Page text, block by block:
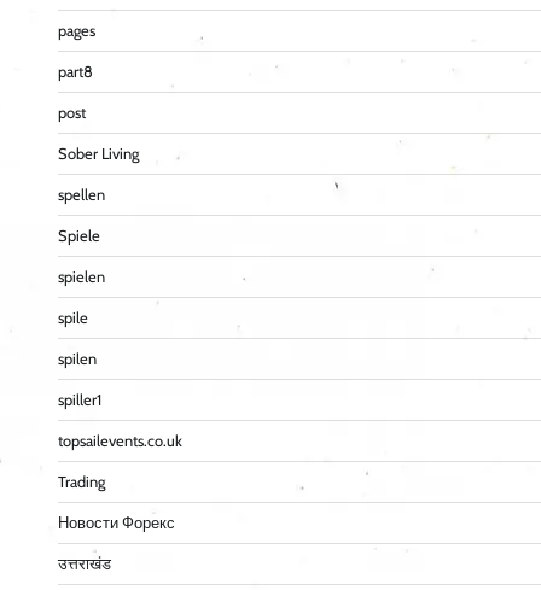
pages
part8
post
Sober Living
spellen
Spiele
spielen
spile
spilen
spiller1
topsailevents.co.uk
Trading
Новости Форекс
उत्तराखंड